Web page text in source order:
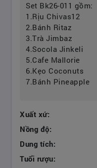
Set Bk26-011 gồm:
1.Rịu Chivas12
2.Bánh Ritaz
3.Trà Jimbaz
4.Socola Jinkeli
5.Cafe Mallorie
6.Kẹo Coconuts
7.Bánh Pineapple
Xuất xứ:
Nồng độ:
Dung tích:
Tuổi rượu: